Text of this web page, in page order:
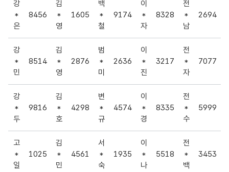
강
*
은
8456
김
*
영
1605
백
*
철
9174
이
*
자
8328
전
*
남
2694
강
*
민
8514
김
*
영
2876
범
*
미
2636
이
*
진
3217
전
*
자
7077
강
*
두
9816
김
*
호
4298
변
*
규
4574
이
*
경
8335
전
*
수
5999
고
*
일
1025
김
*
민
4561
서
*
숙
1935
이
*
나
5518
전
*
백
3453